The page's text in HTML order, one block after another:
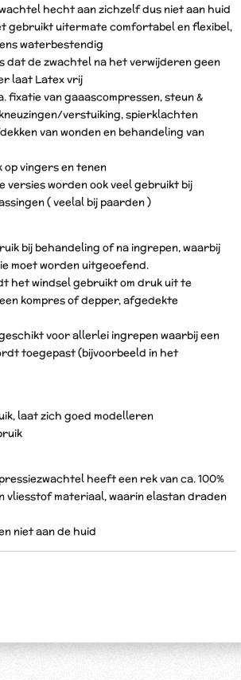
hecht aan zichzelf dus niet aan huid
gebruikt uitermate comfortabel en flexibel,
waterbestendig
dat de zwachtel na het verwijderen geen
laat Latex vrij
fixatie van gaaascompressen, steun &
verstuiking, spierklachten
van wonden en behandeling van
op vingers en tenen
versies worden ook veel gebruikt bij
( veelal bij paarden )
bij behandeling of na ingrepen, waarbij
moet worden uitgeoefend.
het windsel gebruikt om druk uit te
kompres of depper, afgedekte
voor allerlei ingrepen waarbij een
toegepast (bijvoorbeeld in het
laat zich goed modelleren
heeft een rek van ca. 100%
vliesstof materiaal, waarin elastan draden
niet aan de huid